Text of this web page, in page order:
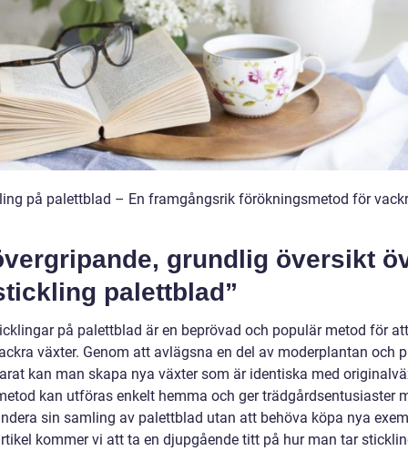
på palettblad – En framgångsrik förökningsmetod för
grundlig översikt
palettblad”
på palettblad är en beprövad och populär metod för
växter. Genom att avlägsna en del av moderplantan och
kan man skapa nya växter som är identiska med
kan utföras enkelt hemma och ger trädgårdsentusiaster
sin samling av palettblad utan att behöva köpa nya
kommer vi att ta en djupgående titt på hur man tar